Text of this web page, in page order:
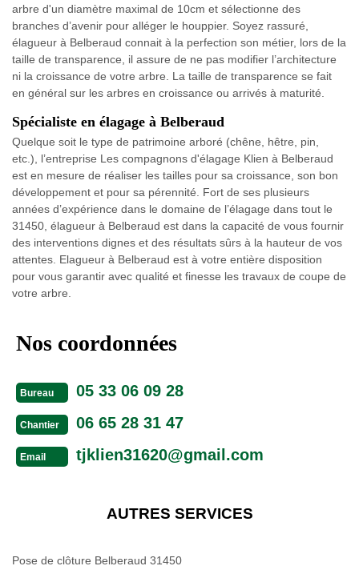
arbre d'un diamètre maximal de 10cm et sélectionne des
branches d’avenir pour alléger le houppier. Soyez rassuré,
élagueur à Belberaud connait à la perfection son métier, lors de la
taille de transparence, il assure de ne pas modifier l’architecture
ni la croissance de votre arbre. La taille de transparence se fait
en général sur les arbres en croissance ou arrivés à maturité.
Spécialiste en élagage à Belberaud
Quelque soit le type de patrimoine arboré (chêne, hêtre, pin,
etc.), l’entreprise Les compagnons d'élagage Klien à Belberaud
est en mesure de réaliser les tailles pour sa croissance, son bon
développement et pour sa pérennité. Fort de ses plusieurs
années d’expérience dans le domaine de l’élagage dans tout le
31450, élagueur à Belberaud est dans la capacité de vous fournir
des interventions dignes et des résultats sûrs à la hauteur de vos
attentes. Elagueur à Belberaud est à votre entière disposition
pour vous garantir avec qualité et finesse les travaux de coupe de
votre arbre.
Nos coordonnées
Bureau 05 33 06 09 28
Chantier 06 65 28 31 47
Email tjklien31620@gmail.com
AUTRES SERVICES
Pose de clôture Belberaud 31450